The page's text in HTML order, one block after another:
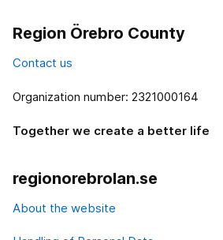
Region Örebro County
Contact us
Organization number: 2321000164
Together we create a better life
regionorebrolan.se
About the website